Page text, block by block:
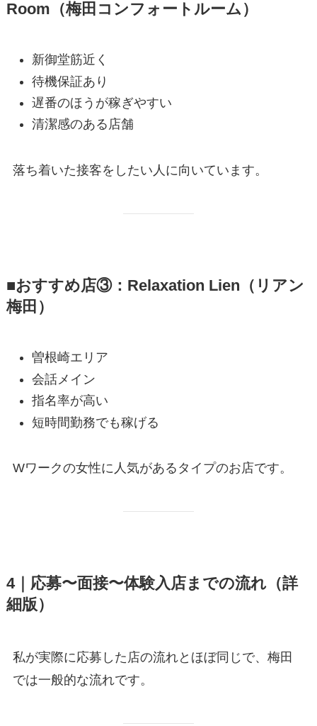
Room（梅田コンフォートルーム）
新御堂筋近く
待機保証あり
遅番のほうが稼ぎやすい
清潔感のある店舗
落ち着いた接客をしたい人に向いています。
■おすすめ店③：Relaxation Lien（リアン
梅田）
曽根崎エリア
会話メイン
指名率が高い
短時間勤務でも稼げる
Wワークの女性に人気があるタイプのお店です。
4｜応募〜面接〜体験入店までの流れ（詳
細版）
私が実際に応募した店の流れとほぼ同じで、梅田
では一般的な流れです。